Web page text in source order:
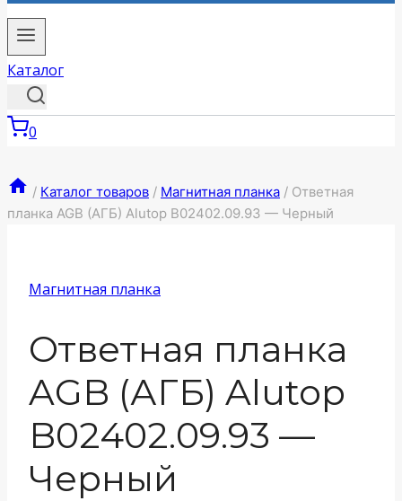
Каталог
0
/ Каталог товаров / Магнитная планка / Ответная
планка AGB (АГБ) Alutop B02402.09.93 — Черный
Магнитная планка
Ответная планка
AGB (АГБ) Alutop
B02402.09.93 —
Черный